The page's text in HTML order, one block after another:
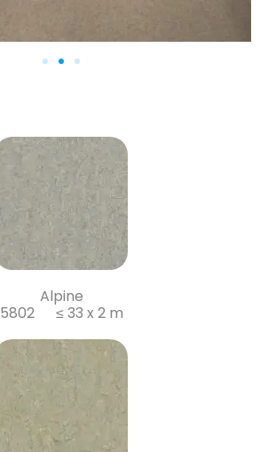
Alpine
5802 ≤ 33 x 2 m